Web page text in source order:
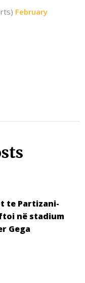
February
te Partizani-
në stadium
Gega